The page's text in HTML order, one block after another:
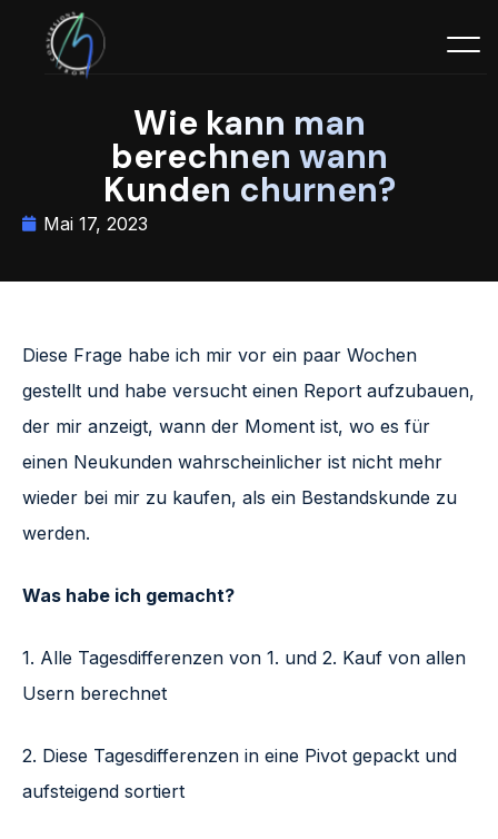
Wie kann man
berechnen wann
Kunden churnen?
Mai 17, 2023
Diese Frage habe ich mir vor ein paar Wochen
gestellt und habe versucht einen Report aufzubauen,
der mir anzeigt, wann der Moment ist, wo es für
einen Neukunden wahrscheinlicher ist nicht mehr
wieder bei mir zu kaufen, als ein Bestandskunde zu
werden.
Was habe ich gemacht?
1. Alle Tagesdifferenzen von 1. und 2. Kauf von allen
Usern berechnet
2. Diese Tagesdifferenzen in eine Pivot gepackt und
aufsteigend sortiert